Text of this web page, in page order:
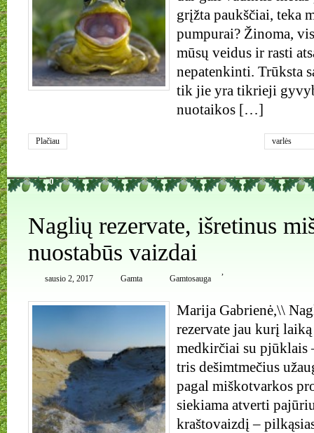
grįžta paukščiai, teka
pumpurai? Žinoma,
mūsų veidus ir rasti
nepatenkinti. Trūksta
tik jie yra tikrieji
nuotaikos […]
Plačiau varlės
0
Naglių rezervate, išretinus
nuostabūs vaizdai
sausio 2, 2017 Gamta
,
Gamtosauga
Marija Gabrienė,\\
rezervate jau kurį
medkirčiai su pjūklais
tris dešimtmečius
pagal miškotvarkos
siekiama atverti
kraštovaizdį –